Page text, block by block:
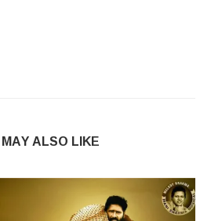
ALSO LIKE